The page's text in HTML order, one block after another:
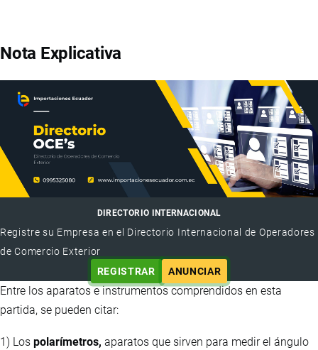
Nota Explicativa
DIRECTORIO INTERNACIONAL
Registre su Empresa en el Directorio Internacional de Operadores
de Comercio Exterior
REGISTRAR
ANUNCIAR
Entre los aparatos e instrumentos comprendidos en esta
partida, se pueden citar:
1) Los polarímetros, aparatos que sirven para medir el ángulo